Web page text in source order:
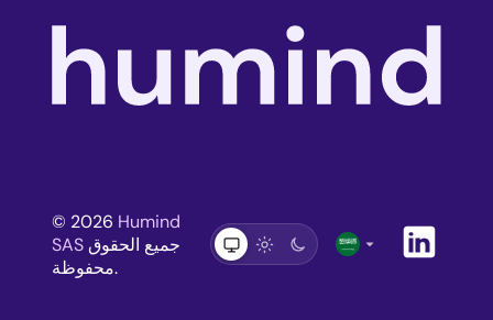
© 2026 Humind
SAS
محفوظة.
arrow_drop_down